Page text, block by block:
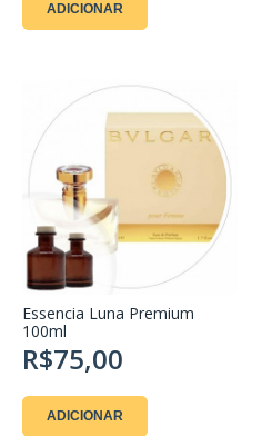
ADICIONAR
Essencia Luna Premium
100ml
R$75,00
ADICIONAR